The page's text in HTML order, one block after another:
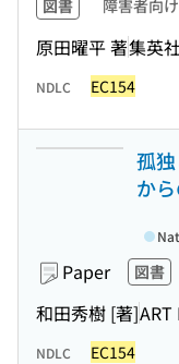
図書 障害者向
原田曜平 著集英
NDLC EC154
孤
か
Paper 図書
和田秀樹 [著]ART
NDLC EC154